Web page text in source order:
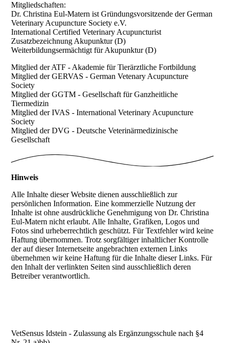
Mitgliedschaften:
Dr. Christina Eul-Matern ist Gründungsvorsitzende der German
Veterinary Acupuncture Society e.V.
International Certified Veterinary Acupuncturist
Zusatzbezeichnung Akupunktur (D)
Weiterbildungsermächtigt für Akupunktur (D)
Mitglied der ATF - Akademie für Tierärztliche Fortbildung
Mitglied der GERVAS - German Vetenary Acupuncture
Society
Mitglied der GGTM - Gesellschaft für Ganzheitliche
Tiermedizin
Mitglied der IVAS - International Veterinary Acupuncture
Society
Mitglied der DVG - Deutsche Veterinärmedizinische
Gesellschaft
Hinweis
Alle Inhalte dieser Website dienen ausschließlich zur
persönlichen Information. Eine kommerzielle Nutzung der
Inhalte ist ohne ausdrückliche Genehmigung von Dr. Christina
Eul-Matern nicht erlaubt. Alle Inhalte, Grafiken, Logos und
Fotos sind urheberrechtlich geschützt. Für Textfehler wird keine
Haftung übernommen. Trotz sorgfältiger inhaltlicher Kontrolle
der auf dieser Internetseite angebrachten externen Links
übernehmen wir keine Haftung für die Inhalte dieser Links. Für
den Inhalt der verlinkten Seiten sind ausschließlich deren
Betreiber verantwortlich.
VetSensus Idstein - Zulassung als Ergänzungsschule nach §4